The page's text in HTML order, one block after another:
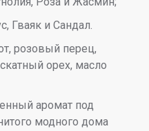
Гваяк и Сандал.
розовый перец,
орех, масло
аромат под
модного дома